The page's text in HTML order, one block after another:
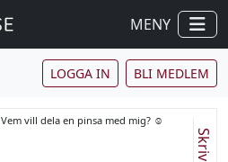
MENY
LOGGA IN BLI MEDLEM
Vem vill dela en pinsa med mig? ☺️
Skriv